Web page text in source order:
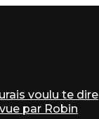
voulu te dire
par Robin